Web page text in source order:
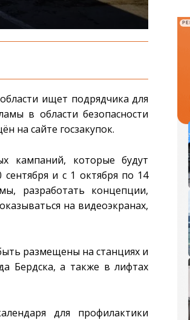
ищет подрядчика для
в области безопасности
на сайте госзакупок.
кампаний, которые будут
и с 1 октября по 14
разработать концепции,
на видеоэкранах,
размещены на станциях и
Бердска, а также в лифтах
для профилактики